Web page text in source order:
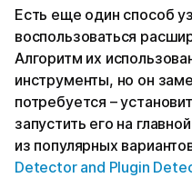
Есть еще один способ
воспользоваться
Алгоритм их
инструменты, но он
потребуется –
запустить его на
из популярных
Detector and Plugin